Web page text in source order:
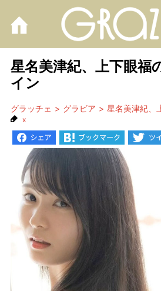
星名美津紀、上下眼福
イン
グラッチェ グラビア 星名美津紀、
x